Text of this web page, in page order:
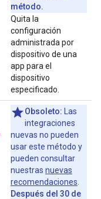
método.
Quita la
configuración
administrada por
dispositivo de una
app para el
dispositivo
especificado.
Obsoleto: Las
integraciones
nuevas no pueden
usar este método y
pueden consultar
nuestras nuevas
recomendaciones
Después del 30 de